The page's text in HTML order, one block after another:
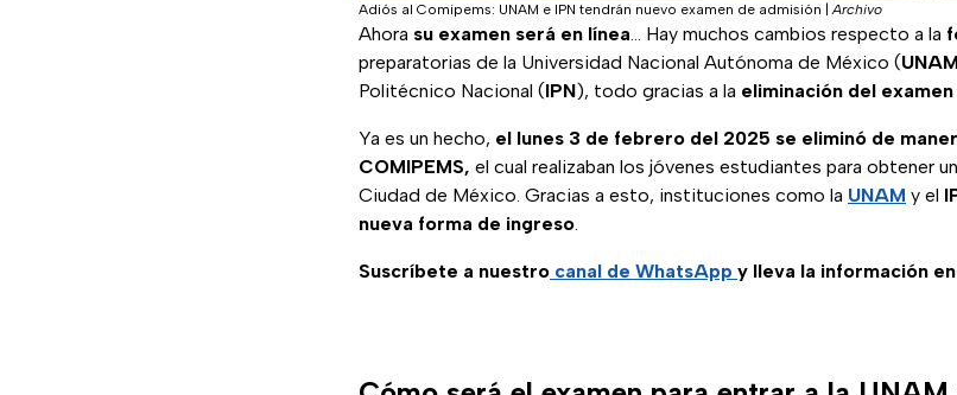
Adiós al Comipems: UNAM e IPN tendrán nuevo examen de admisión |Archivo
Ahora su examen será en línea… Hay muchos cambios respecto a la
preparatorias de la Universidad Nacional Autónoma de México (UNAM
Politécnico Nacional (IPN), todo gracias a la eliminación del examen
Ya es un hecho, el lunes 3 de febrero del 2025 se eliminó de
COMIPEMS, el cual realizaban los jóvenes estudiantes para obtener
Ciudad de México. Gracias a esto, instituciones como la UNAM y el
nueva forma de ingreso.
Suscríbete a nuestro canal de WhatsApp y lleva la información